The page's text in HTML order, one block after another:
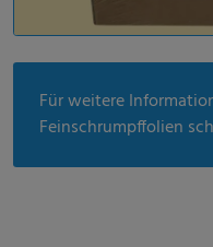
Für weitere
Feinschrumpffolien